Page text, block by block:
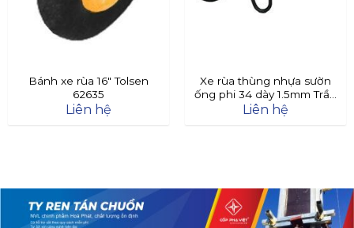
Bánh xe rùa 16″ Tolsen
62635
Liên hệ
Xe rùa thùng nhựa sườn
ống phi 34 dày 1.5mm Trần
Đà
Liên hệ